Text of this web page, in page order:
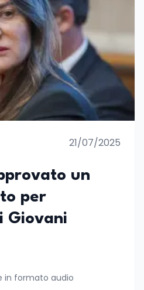
21/07/2025
un
per
Giovani
in formato audio